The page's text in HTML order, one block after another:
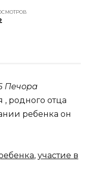
Печора
родного отца
ребенка он
, участие в